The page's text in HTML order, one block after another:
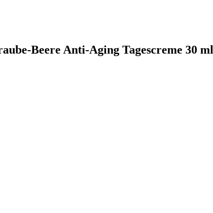
Beere Anti-Aging Tagescreme 30 ml